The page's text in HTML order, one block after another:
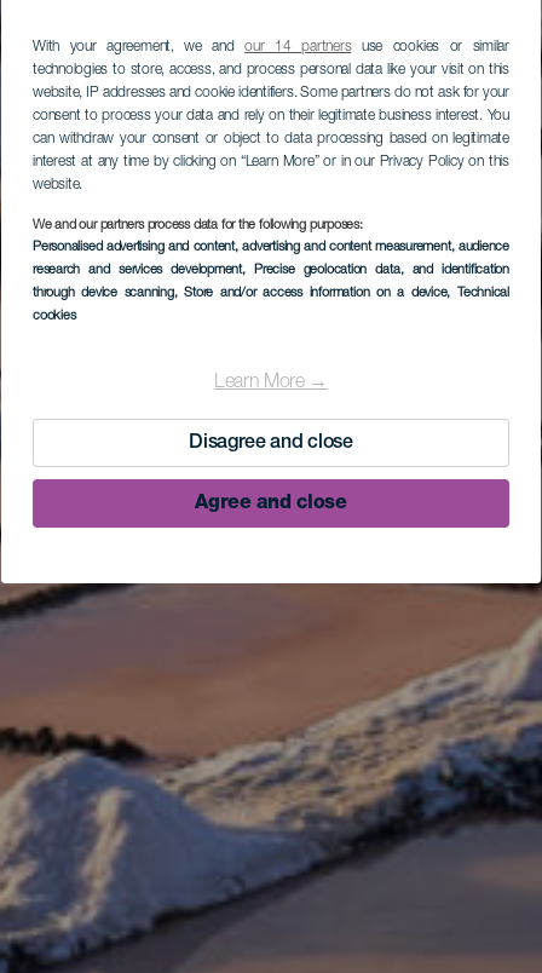
With your agreement, we andour 14 partnersuse cookies or similar
technologies to store, access, and process personal data like your visit on this
website, IP addresses and cookie identifiers. Some partners do not ask for your
consent to process your data and rely on their legitimate business interest. You
can withdraw your consent or object to data processing based on legitimate
interest at any time by clicking on “Learn More” or in our Privacy Policy on this
website.
We and our partners process data for the following purposes:
Personalised advertising and content, advertising and content measurement, audience
research and services development, Precise geolocation data, and identification
through device scanning, Store and/or access information on a device, Technical
cookies
Learn More →
Disagree and close
Agree and close